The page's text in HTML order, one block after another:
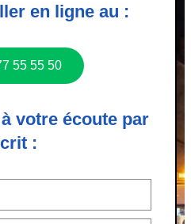
en ligne au :
55 55 50
votre écoute par
: